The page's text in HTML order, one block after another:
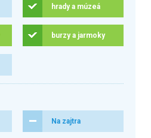
hrady a múzeá
burzy a jarmoky
Na zajtra